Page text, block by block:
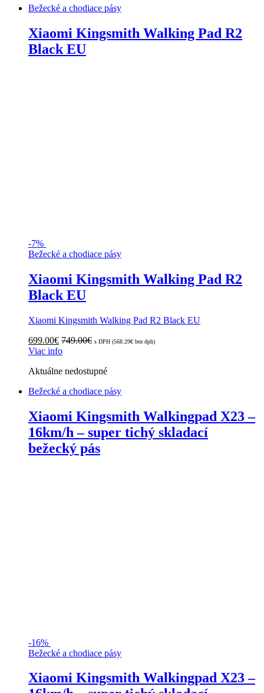
Bežecké a chodiace pásy
Xiaomi Kingsmith Walking Pad R2
Black EU
-7%
Bežecké a chodiace pásy
Xiaomi Kingsmith Walking Pad R2
Black EU
Xiaomi Kingsmith Walking Pad R2 Black EU
699.00€ 749.00€ s DPH (568.29€ bez dph)
Viac info
Aktuálne nedostupné
Bežecké a chodiace pásy
Xiaomi Kingsmith Walkingpad X23 –
16km/h – super tichý skladací
bežecký pás
-16%
Bežecké a chodiace pásy
Xiaomi Kingsmith Walkingpad X23 –